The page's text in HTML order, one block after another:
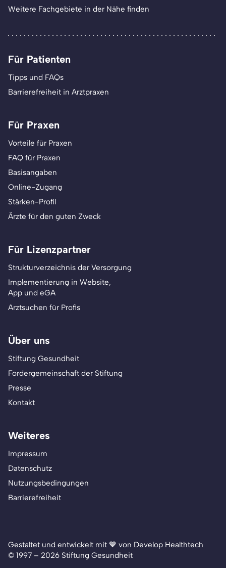
Weitere Fachgebiete in der Nähe finden
Für Patienten
Tipps und FAQs
Barrierefreiheit in Arztpraxen
Für Praxen
Vorteile für Praxen
FAQ für Praxen
Basisangaben
Online-Zugang
Stärken-Profil
Ärzte für den guten Zweck
Für Lizenzpartner
Strukturverzeichnis der Versorgung
Implementierung in Website,
App und eGA
Arztsuchen für Profis
Über uns
Stiftung Gesundheit
Fördergemeinschaft der Stiftung
Presse
Kontakt
Weiteres
Impressum
Datenschutz
Nutzungsbedingungen
Barrierefreiheit
Gestaltet und entwickelt mit 💙 von Develop Healthtech
© 1997 – 2026 Stiftung Gesundheit